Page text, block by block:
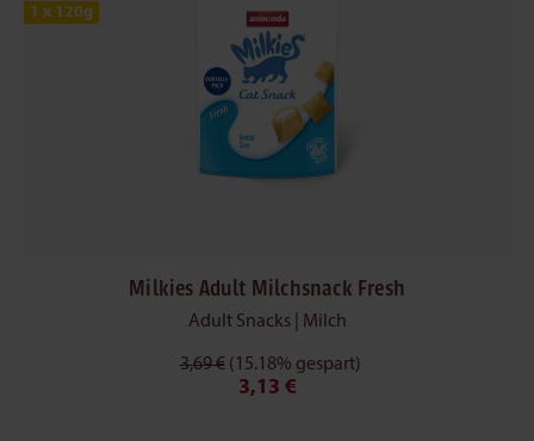
1 x 120g
Milkies Adult Milchsnack Fresh
Adult Snacks | Milch
3,69 € (15.18% gespart)
3,13 €